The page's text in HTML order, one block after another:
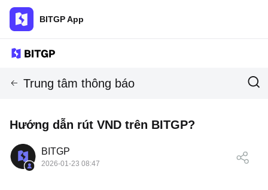
BITGP App
Trung tâm thông báo
Hướng dẫn rút VND trên BITGP?
BITGP
2026-01-23 08:47